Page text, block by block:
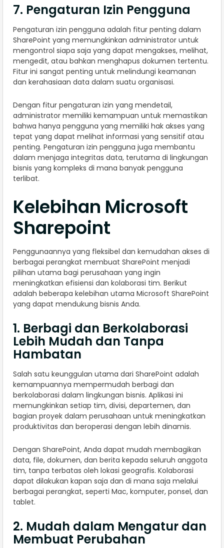
7. Pengaturan Izin Pengguna
Pengaturan izin pengguna adalah fitur penting dalam
SharePoint yang memungkinkan administrator untuk
mengontrol siapa saja yang dapat mengakses, melihat,
mengedit, atau bahkan menghapus dokumen tertentu.
Fitur ini sangat penting untuk melindungi keamanan
dan kerahasiaan data dalam suatu organisasi.
Dengan fitur pengaturan izin yang mendetail,
administrator memiliki kemampuan untuk memastikan
bahwa hanya pengguna yang memiliki hak akses yang
tepat yang dapat melihat informasi yang sensitif atau
penting. Pengaturan izin pengguna juga membantu
dalam menjaga integritas data, terutama di lingkungan
bisnis yang kompleks di mana banyak pengguna
terlibat.
Kelebihan Microsoft
Sharepoint
Penggunaannya yang fleksibel dan kemudahan akses di
berbagai perangkat membuat SharePoint menjadi
pilihan utama bagi perusahaan yang ingin
meningkatkan efisiensi dan kolaborasi tim. Berikut
adalah beberapa kelebihan utama Microsoft SharePoint
yang dapat mendukung bisnis Anda.
1. Berbagi dan Berkolaborasi
Lebih Mudah dan Tanpa
Hambatan
Salah satu keunggulan utama dari SharePoint adalah
kemampuannya mempermudah berbagi dan
berkolaborasi dalam lingkungan bisnis. Aplikasi ini
memungkinkan setiap tim, divisi, departemen, dan
bagian proyek dalam perusahaan untuk meningkatkan
produktivitas dan beroperasi dengan lebih dinamis.
Dengan SharePoint, Anda dapat mudah membagikan
data, file, dokumen, dan berita kepada seluruh anggota
tim, tanpa terbatas oleh lokasi geografis. Kolaborasi
dapat dilakukan kapan saja dan di mana saja melalui
berbagai perangkat, seperti Mac, komputer, ponsel, dan
tablet.
2. Mudah dalam Mengatur dan
Membuat Perubahan